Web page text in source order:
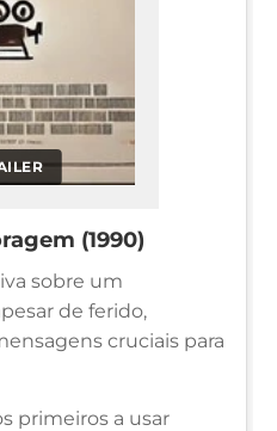
(1990)
sobre um
de ferido,
cruciais para
primeiros a usar